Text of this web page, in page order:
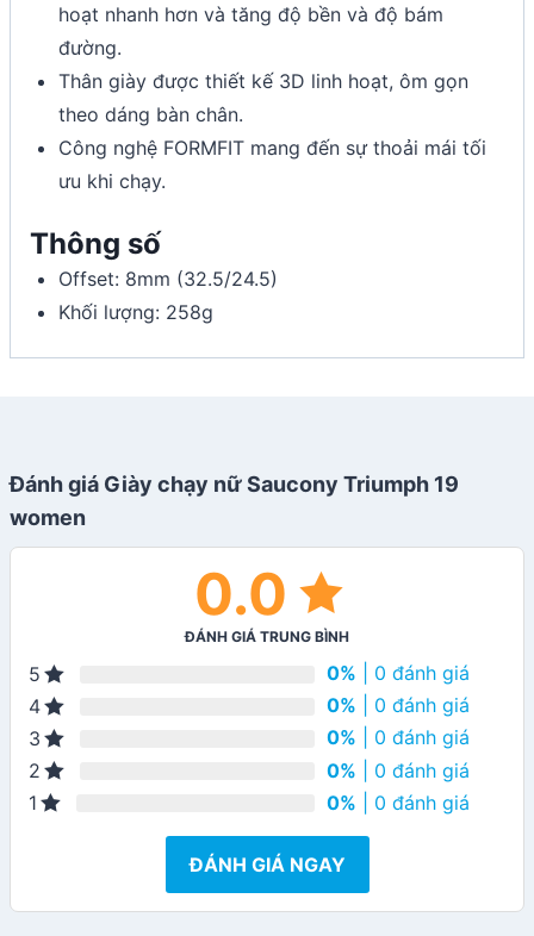
hoạt nhanh hơn và tăng độ bền và độ bám
đường.
Thân giày được thiết kế 3D linh hoạt, ôm gọn
theo dáng bàn chân.
Công nghệ FORMFIT mang đến sự thoải mái tối
ưu khi chạy.
Thông số
Offset: 8mm (32.5/24.5)
Khối lượng: 258g
Đánh giá Giày chạy nữ Saucony Triumph 19
women
0.0
ĐÁNH GIÁ TRUNG BÌNH
5 0% | 0 đánh giá
4
0% | 0 đánh giá
3
0% | 0 đánh giá
2
0% | 0 đánh giá
1
0% | 0 đánh giá
ĐÁNH GIÁ NGAY